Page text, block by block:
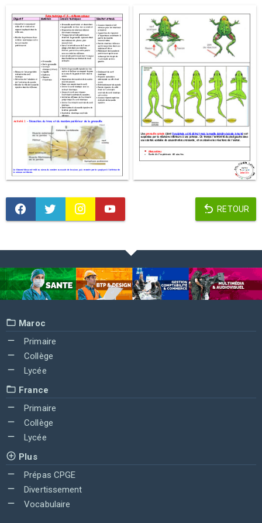
RETOUR
Maroc
Primaire
Collège
Lycée
France
Primaire
Collège
Lycée
Plus
Prépas CPGE
Divertissement
Vocabulaire